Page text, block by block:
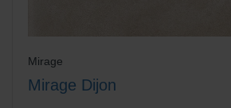
Mirage
Mirage Dijon